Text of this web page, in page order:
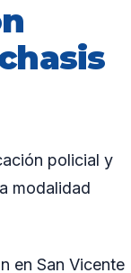
policial y
modalidad
en San Vicente